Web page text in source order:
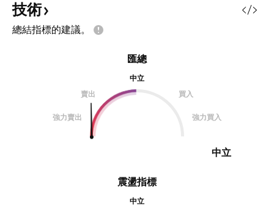
技術
總結指標的建議。
震盪指標
中立
匯總
中立
賣出
買入
強力賣出 強力買入
中立